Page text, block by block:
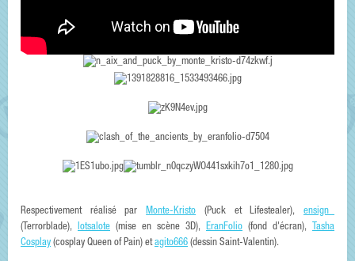
Respectivement réalisé parMonte-Kristo (Puck et Lifestealer),ensign_
(Terrorblade), lotsalote (mise en scène 3D), EranFolio (fond d'écran),
Tasha
Cosplay (cosplay Queen of Pain) etagito666 (dessin Saint-Valentin).